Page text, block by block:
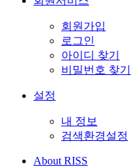
회원가입
로그인
아이디 찾기
비밀번호 찾기
설정
내 정보
검색환경설정
About RISS